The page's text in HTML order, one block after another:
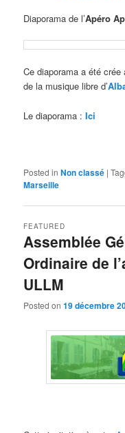
Diaporama de l’Apéro
Ce diaporama a été
de la musique libre d’
Le diaporama :Ici
Posted in Non classé |
Marseille
Assemblée
Ordinaire de
ULLM
FEATURED
Posted on19 décembre